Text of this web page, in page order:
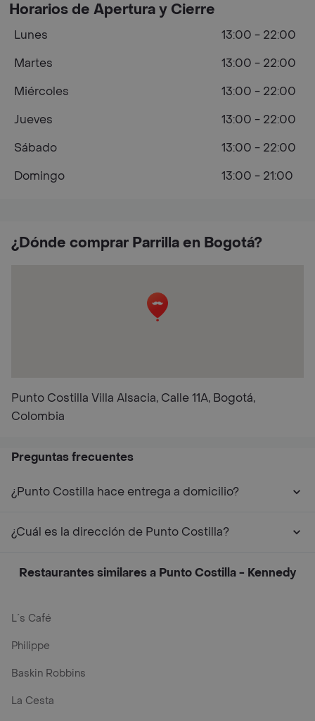
¿Dónde comprar Parrilla en Bogotá?
Punto Costilla Villa Alsacia, Calle 11A, Bogotá,
Colombia
Horarios de Apertura y Cierre
Lunes
13:00 - 22:00
Martes
13:00 - 22:00
Miércoles
13:00 - 22:00
Jueves
13:00 - 22:00
Sábado
13:00 - 22:00
Domingo
13:00 - 21:00
Preguntas frecuentes
¿Punto Costilla hace entrega a domicilio?
¿Cuál es la dirección de Punto Costilla?
Restaurantes similares a Punto Costilla - Kennedy
L´s Café
Philippe
Baskin Robbins
La Cesta